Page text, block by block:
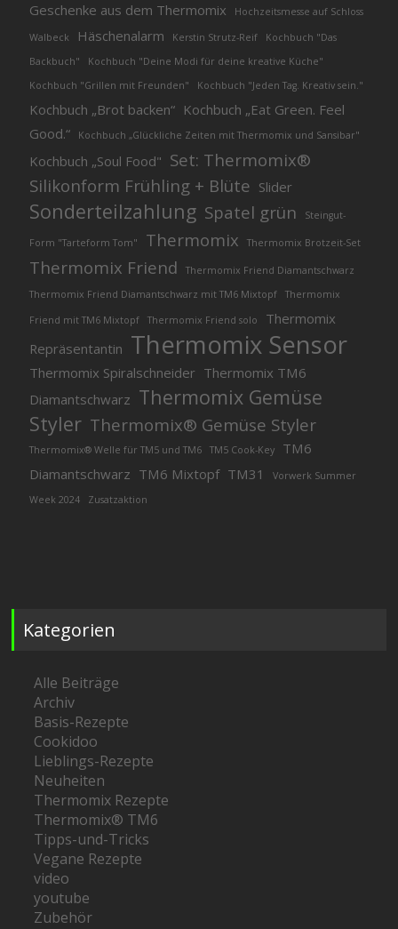
Geschenke aus dem Thermomix Hochzeitsmesse auf Schloss
Walbeck Häschenalarm Kerstin Strutz-Reif
Kochbuch "Das
Backbuch"
Kochbuch "Deine Modi für deine kreative Küche"
Kochbuch "Grillen mit Freunden"
Kochbuch "Jeden Tag. Kreativ sein."
Kochbuch „Brot backen“ Kochbuch „Eat Green. Feel
Good.“
Kochbuch „Glückliche Zeiten mit Thermomix und Sansibar"
Kochbuch „Soul Food" Set: Thermomix®
Silikonform Frühling + Blüte Slider
Sonderteilzahlung Spatel grün Steingut-
Form "Tarteform Tom" Thermomix Thermomix Brotzeit-Set
Thermomix Friend
Thermomix Friend Diamantschwarz
Thermomix Friend Diamantschwarz mit TM6 Mixtopf
Thermomix
Friend mit TM6 Mixtopf Thermomix Friend solo
Thermomix
Repräsentantin Thermomix Sensor
Thermomix Spiralschneider Thermomix TM6
Diamantschwarz Thermomix Gemüse
Styler Thermomix® Gemüse Styler
Thermomix® Welle für TM5 und TM6 TM5 Cook-Key
TM6
Diamantschwarz TM6 Mixtopf TM31
Vorwerk Summer
Week 2024
Zusatzaktion
Kategorien
Alle Beiträge
Archiv
Basis-Rezepte
Cookidoo
Lieblings-Rezepte
Neuheiten
Thermomix Rezepte
Thermomix® TM6
Tipps-und-Tricks
Vegane Rezepte
video
youtube
Zubehör